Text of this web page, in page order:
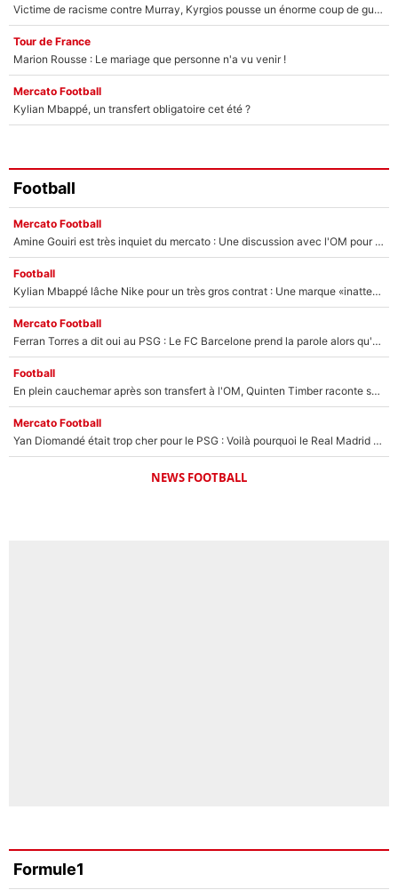
Victime de racisme contre Murray, Kyrgios pousse un énorme coup de gueule !
Tour de France
Marion Rousse : Le mariage que personne n'a vu venir !
Mercato Football
Kylian Mbappé, un transfert obligatoire cet été ?
Football
Mercato Football
Amine Gouiri est très inquiet du mercato : Une discussion avec l'OM pour acter son transfert !
Football
Kylian Mbappé lâche Nike pour un très gros contrat : Une marque «inattendue» va frapper très fort
Mercato Football
Ferran Torres a dit oui au PSG : Le FC Barcelone prend la parole alors qu'un transfert de l'attaquant espagnol prend forme
Football
En plein cauchemar après son transfert à l'OM, Quinten Timber raconte ses doutes après sa signature à Marseille
Mercato Football
Yan Diomandé était trop cher pour le PSG : Voilà pourquoi le Real Madrid a accepté de payer la somme record de 140M€ pour boucler son transfert !
NEWS FOOTBALL
Formule1